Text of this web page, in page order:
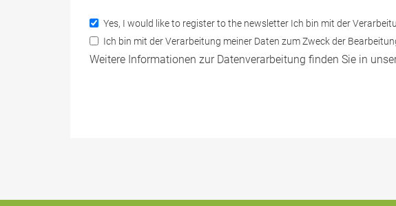
Yes, I would like to register to the newsletter Ich bin mit der
Ich bin mit der Verarbeitung meiner Daten zum Zweck der
Weitere Informationen zur Datenverarbeitung finden Sie in